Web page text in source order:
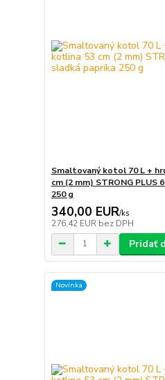
Smaltovaný kotol 70 L +
cm (2 mm) STRONG PLUS
250 g
340,00 EUR/ks
276,42 EUR bez DPH
Pridať
Novinka